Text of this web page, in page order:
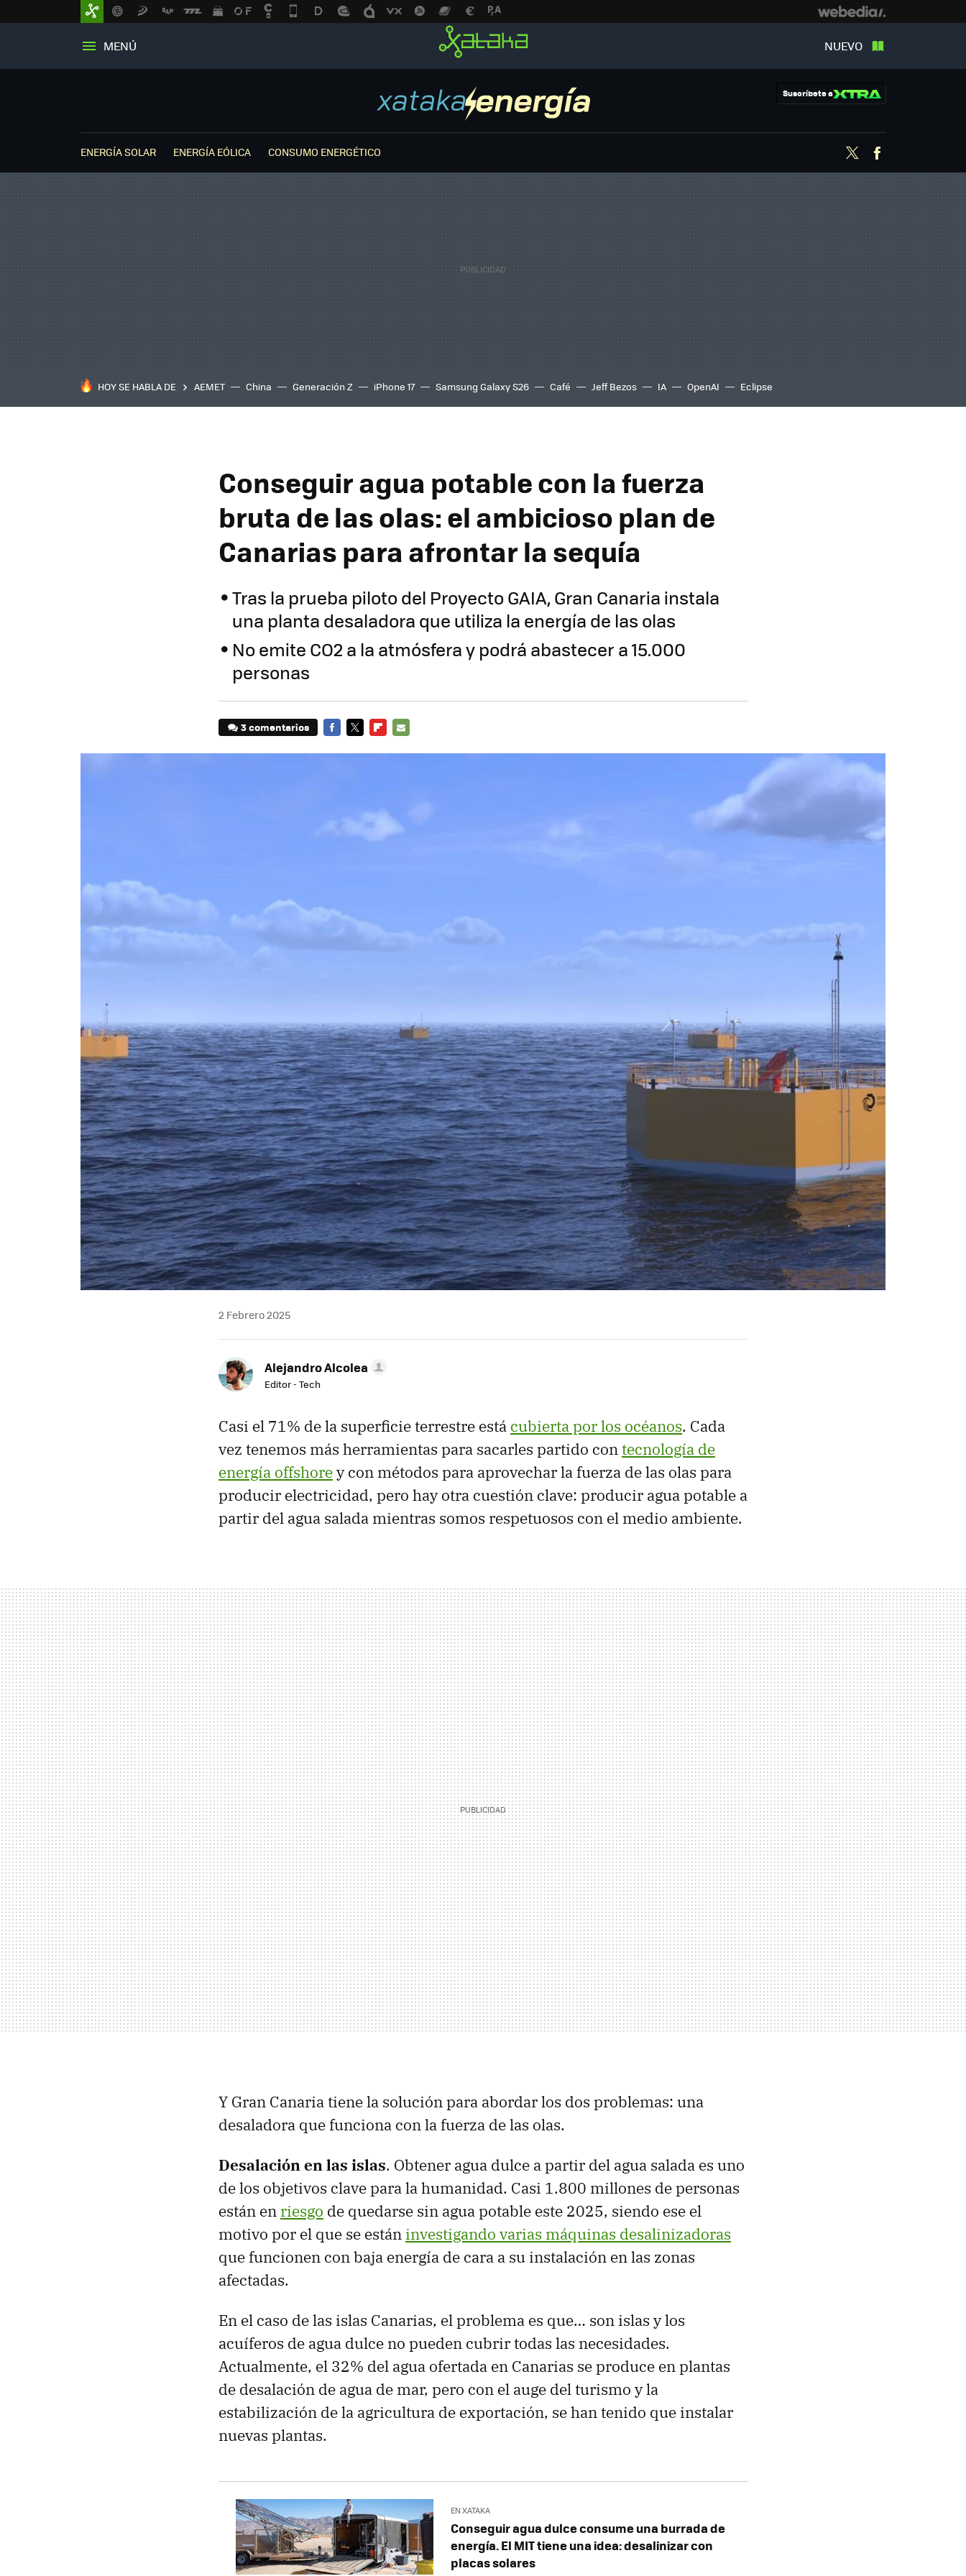
MENÚ NUEVO
Suscríbete a
ENERGÍA SOLAR ENERGÍA EÓLICA CONSUMO ENERGÉTICO Twitter
HOY SE HABLA DE AEMET China Generación Z iPhone 17 Samsung Galaxy S26 Café Jeff Bezos IA OpenAI Eclipse
Conseguir agua potable con la fuerza
bruta de las olas: el ambicioso plan de
Canarias para afrontar la sequía
Tras la prueba piloto del Proyecto GAIA, Gran Canaria instala
una planta desaladora que utiliza la energía de las olas
No emite CO2 a la atmósfera y podrá abastecer a 15.000
personas
3 comentarios
2 Febrero 2025
Alejandro Alcolea
Editor - Tech
Casi el 71% de la superficie terrestre está cubierta por los océanos. Cada
vez tenemos más herramientas para sacarles partido contecnología de
energía offshorey con métodos para aprovechar la fuerza de las olas para
producir electricidad, pero hay otra cuestión clave: producir agua potable a
partir del agua salada mientras somos respetuosos con el medio ambiente.
Y Gran Canaria tiene la solución para abordar los dos problemas: una
desaladora que funciona con la fuerza de las olas.
Desalación en las islas. Obtener agua dulce a partir del agua salada es uno
de los objetivos clave para la humanidad. Casi 1.800 millones de personas
están en riesgo de quedarse sin agua potable este 2025, siendo ese el
motivo por el que se están investigando varias máquinas desalinizadoras
que funcionen con baja energía de cara a su instalación en las zonas
afectadas.
En el caso de las islas Canarias, el problema es que… son islas y los
acuíferos de agua dulce no pueden cubrir todas las necesidades.
Actualmente, el 32% del agua ofertada en Canarias se produce en plantas
de desalación de agua de mar, pero con el auge del turismo y la
estabilización de la agricultura de exportación, se han tenido que instalar
nuevas plantas.
EN XATAKA
Conseguir agua dulce consume una burrada de
energía. El MIT tiene una idea: desalinizar con
placas solares